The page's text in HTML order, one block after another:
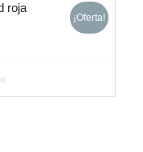
roja
¡Oferta!